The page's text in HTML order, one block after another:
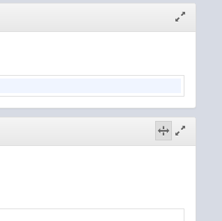
janela
Alternar
visãojanela